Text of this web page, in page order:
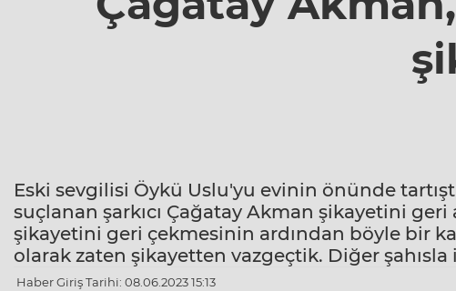
Eski sevgilisi Öykü Uslu'yu evinin önünde
suçlanan şarkıcı Çağatay Akman şikayetini
şikayetini geri çekmesinin ardından böyle bir
olarak zaten şikayetten vazgeçtik. Diğer
Haber Giriş Tarihi: 08.06.2023 15:13